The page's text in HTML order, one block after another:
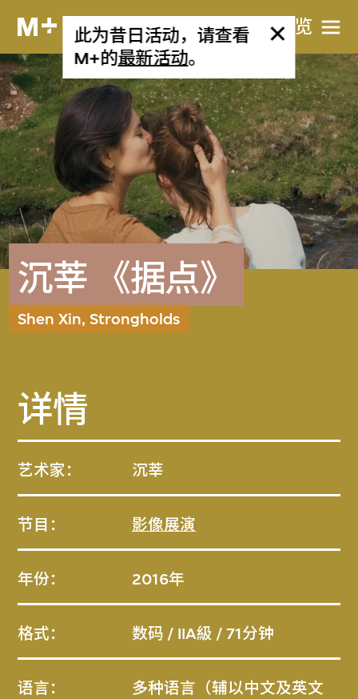
网站导览
此为昔日活动，请查看
M+的最新活动。
沉莘 《据点》
Shen Xin, Strongholds
详情
艺术家： 沉莘
节目： 影像展演
年份： 2016年
格式： 数码 / IIA級 / 71分钟
语言：
多种语言（辅以中文及英文